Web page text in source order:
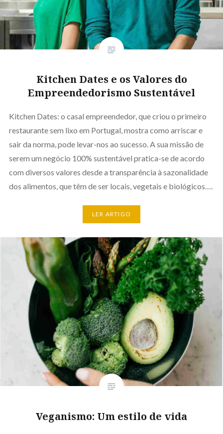
Kitchen Dates e os Valores do
Empreendedorismo Sustentável
Kitchen Dates: o casal empreendedor, que criou o primeiro
restaurante sem lixo em Portugal, mostra como arriscar e
sair da norma, pode levar-nos ao sucesso. A sua missão de
serem um negócio 100% sustentável pratica-se de acordo
com diversos valores desde a transparência à sazonalidade
dos alimentos, que têm de ser locais, vegetais e biológicos….
LER ARTIGO
Veganismo: Um estilo de vida